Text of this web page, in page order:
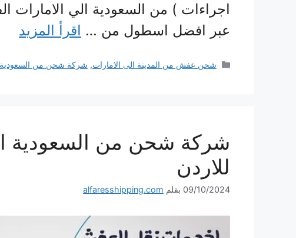
اجراءات ) من السعودية الي الامارات
عبر افضل اسطول من … اقرأ المزيد
التصنيفات
شحن عفش من المدينة الى الامارات, شركة شحن من السعودية
للاردن
09/10/2024 بقلم alfaresshipping.com